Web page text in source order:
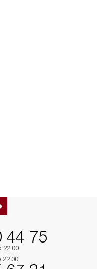
44 75
22:00
22:00